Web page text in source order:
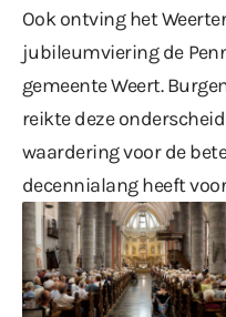
Ook ontving het
jubileumviering de
gemeente Weert.
reikte deze
waardering voor de
decennialang heeft